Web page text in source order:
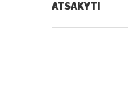
ATSAKYTI